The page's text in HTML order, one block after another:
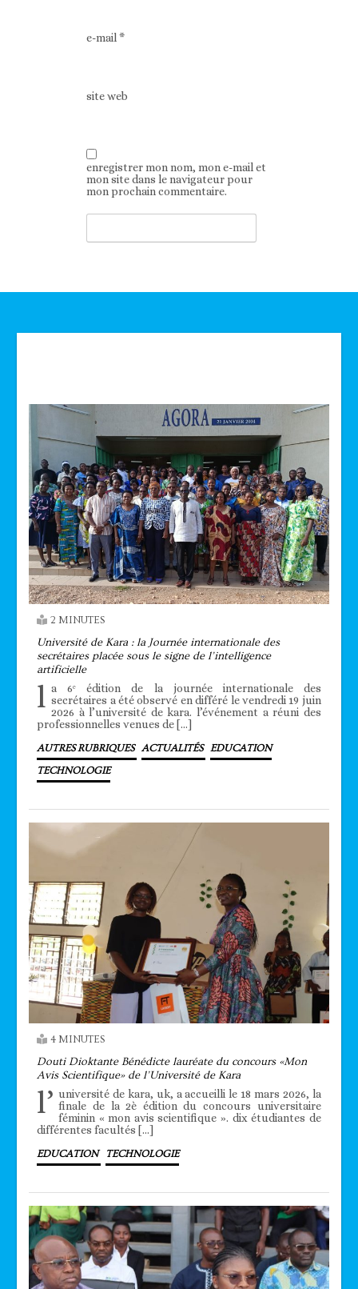
e-mail*
site web
enregistrer mon nom, mon e-mail et
mon site dans le navigateur pour
mon prochain commentaire.
2 MINUTES
Université de Kara : la Journée internationale des
secrétaires placée sous le signe de l’intelligence
artificielle
l a 6ᵉ édition de la journée internationale des
secrétaires a été observé en différé le vendredi 19 juin
2026 à l’université de kara. l’événement a réuni des
professionnelles venues de […]
AUTRES RUBRIQUES ACTUALITÉS EDUCATION
TECHNOLOGIE
4 MINUTES
Douti Dioktante Bénédicte lauréate du concours «Mon
Avis Scientifique» de l’Université de Kara
l’ université de kara, uk, a accueilli le 18 mars 2026, la
finale de la 2è édition du concours universitaire
féminin « mon avis scientifique ». dix étudiantes de
différentes facultés […]
EDUCATION TECHNOLOGIE